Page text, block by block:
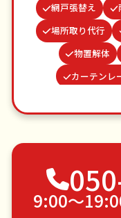
網戸張替え
場所取り代行
物置解体
カーテンレ
水道パッキン交
遺品整理・生前整
草刈り・草むし
植木の剪定
9:00〜